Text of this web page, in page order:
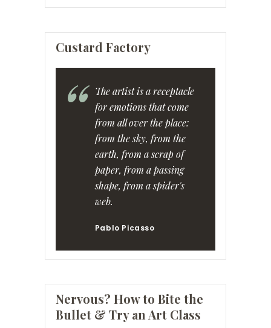
Custard Factory
The artist is a receptacle
for emotions that come
from all over the place:
from the sky, from the
earth, from a scrap of
paper, from a passing
shape, from a spider's
web.
Pablo Picasso
Nervous? How to Bite the
Bullet & Try an Art Class